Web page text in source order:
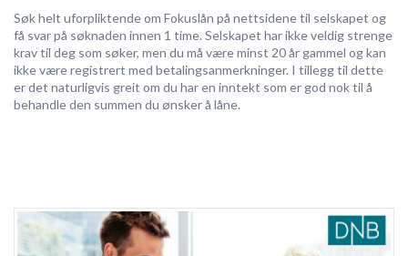
Søk helt uforpliktende om Fokuslån på nettsidene til selskapet og
få svar på søknaden innen 1 time. Selskapet har ikke veldig strenge
krav til deg som søker, men du må være minst 20 år gammel og kan
ikke være registrert med betalingsanmerkninger. I tillegg til dette
er det naturligvis greit om du har en inntekt som er god nok til å
behandle den summen du ønsker å låne.